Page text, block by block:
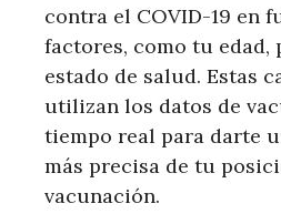
contra el COVID-19 en
factores, como tu edad,
estado de salud. Estas
utilizan los datos de
tiempo real para darte
más precisa de tu
vacunación.